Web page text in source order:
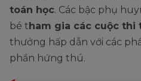
toán học. Các bậc phụ
bé tham gia các cuộc thi
thưởng hấp dẫn với các
phần hứng thú.